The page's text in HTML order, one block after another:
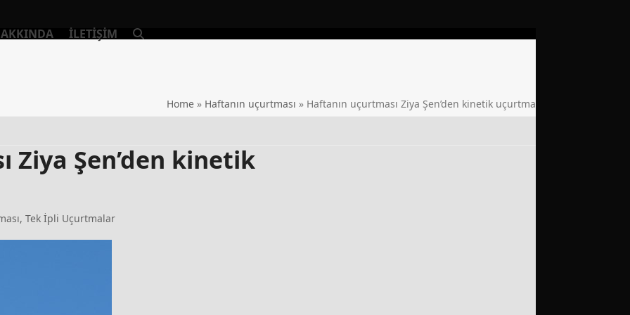
İLETIŞIM
Home » Haftanın uçurtması » Haftanın uçurtması Ziya Şen’den kinetik uçurtma
Ziya Şen’den kinetik
, Tek İpli Uçurtmalar